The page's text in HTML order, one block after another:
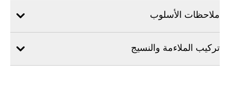
ملاحظات الأسلوب
تركيب الملاءمة والنسيج